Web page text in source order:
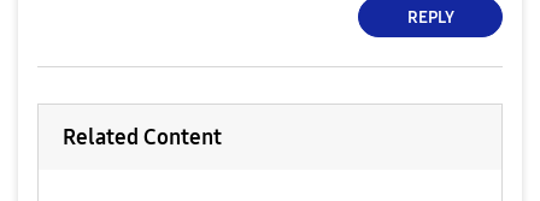
REPLY
Related Content